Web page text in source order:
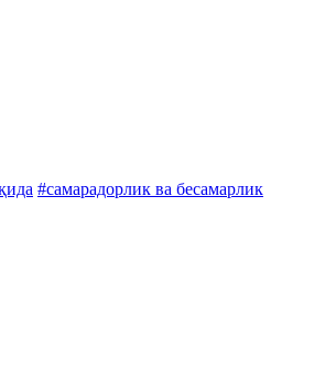
#самарадорлик ва бесамарлик